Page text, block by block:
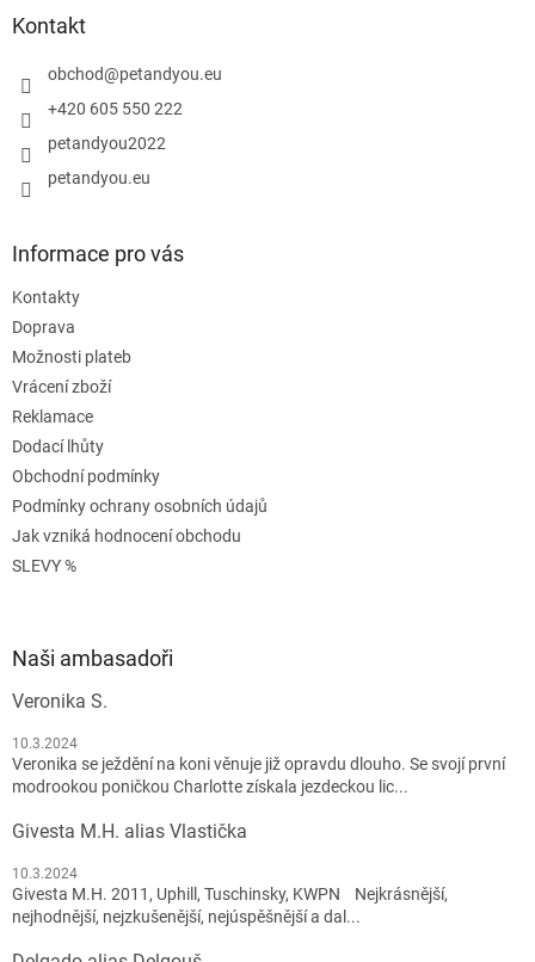
Kontakt
obchod@petandyou.eu
+420 605 550 222
petandyou2022
petandyou.eu
Informace pro vás
Kontakty
Doprava
Možnosti plateb
Vrácení zboží
Reklamace
Dodací lhůty
Obchodní podmínky
Podmínky ochrany osobních údajů
Jak vzniká hodnocení obchodu
SLEVY %
Naši ambasadoři
Veronika S.
10.3.2024
Veronika se ježdění na koni věnuje již opravdu dlouho. Se svojí první
modrookou poničkou Charlotte získala jezdeckou lic...
Givesta M.H. alias Vlastička
10.3.2024
Givesta M.H. 2011, Uphill, Tuschinsky, KWPN Nejkrásnější,
nejhodnější, nejzkušenější, nejúspěšnější a dal...